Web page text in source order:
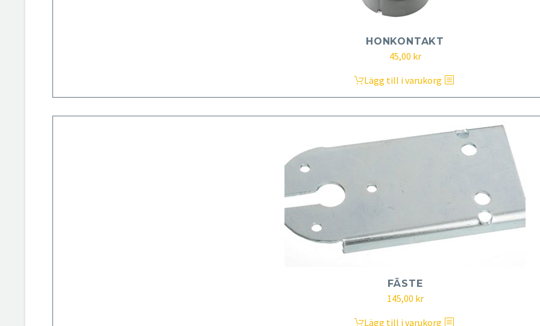
HONKONTAKT
45,00 kr
Lägg till i varukorg
FÄSTE
145,00 kr
Lägg till i varukorg